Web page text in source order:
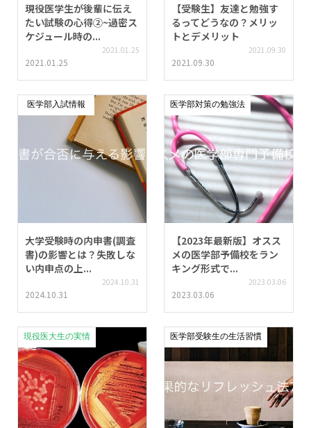
現役医学生が後輩に伝え
たい試験の心得②~過密ス
ケジュール時の...
2021.01.25
2021.01.25
【受験生】友達と勉強す
るってどうなの？メリッ
トとデメリット
2021.09.30
2021.09.30
医学部入試情報
大学受験時の内申書(調査
書)の影響とは？失敗しな
い内申点の上...
2024.10.31
2024.10.31
医学部対策の勉強法
【2023年最新版】オスス
メの医学部予備校をラン
キング形式で...
2023.03.06
2023.03.06
現役医大生の実情 医学部受験生の生活習慣